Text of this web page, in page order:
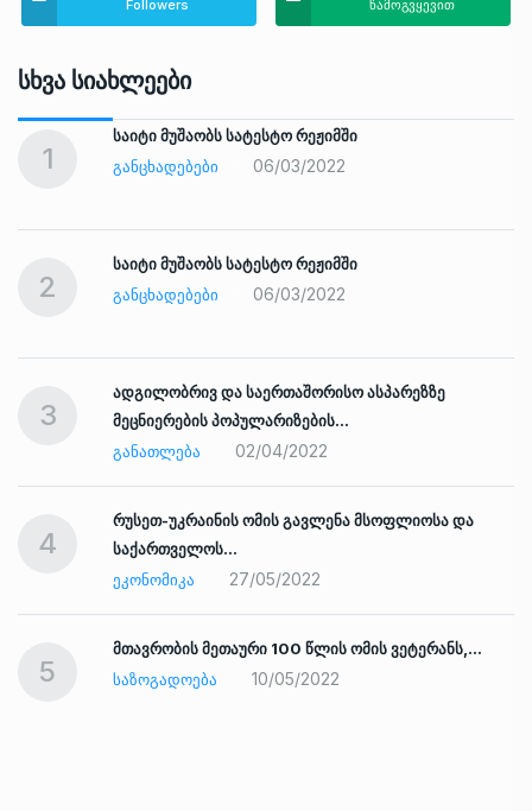
Followers წამოგვყევით
Სხვა Სიახლეები
1
საიტი მუშაობს სატესტო რეჟიმში
ᲒᲐᲜᲪᲮᲐᲓᲔᲑᲔᲑᲘ
06/03/2022
2
საიტი მუშაობს სატესტო რეჟიმში
ᲒᲐᲜᲪᲮᲐᲓᲔᲑᲔᲑᲘ
06/03/2022
3
ადგილობრივ და საერთაშორისო ასპარეზზე
მეცნიერების პოპულარიზების…
ᲒᲐᲜᲐᲗᲚᲔᲑᲐ
02/04/2022
4
რუსეთ-უკრაინის ომის გავლენა მსოფლიოსა და
საქართველოს…
ᲔᲙᲝᲜᲝᲛᲘᲙᲐ
27/05/2022
5
მთავრობის მეთაური 100 წლის ომის ვეტერანს,…
ᲡᲐᲖᲝᲒᲐᲓᲝᲔᲑᲐ
10/05/2022